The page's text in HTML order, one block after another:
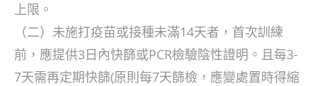
上限。
（二）未施打疫苗或接種未滿14天者，首次訓練
前，應提供3日內快篩或PCR檢驗陰性證明。且每3-
7天需再定期快篩(原則每7天篩檢，應變處置時得縮